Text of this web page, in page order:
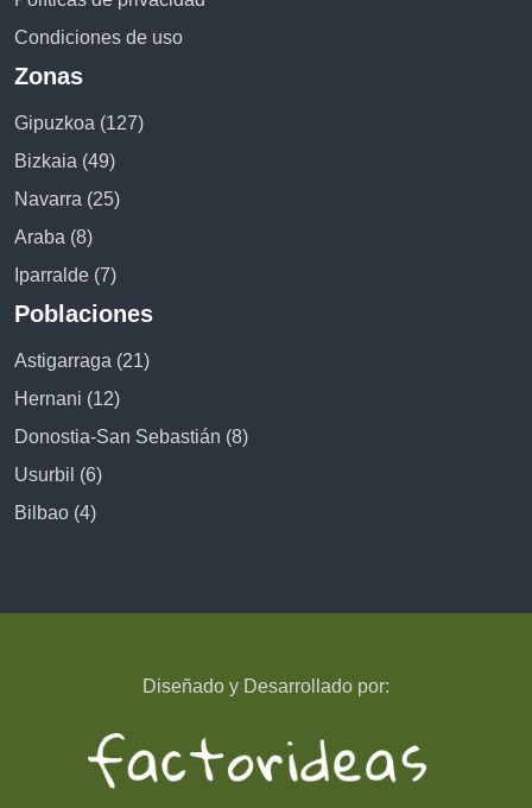
Condiciones de uso
Zonas
Gipuzkoa (127)
Bizkaia (49)
Navarra (25)
Araba (8)
Iparralde (7)
Poblaciones
Astigarraga (21)
Hernani (12)
Donostia-San Sebastián (8)
Usurbil (6)
Bilbao (4)
Diseñado y Desarrollado por: